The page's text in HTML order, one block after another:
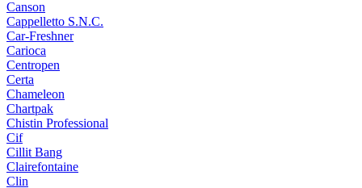
Canson
Cappelletto S.N.C.
Car-Freshner
Carioca
Centropen
Certa
Chameleon
Chartpak
Chistin Professional
Cif
Cillit Bang
Clairefontaine
Clin